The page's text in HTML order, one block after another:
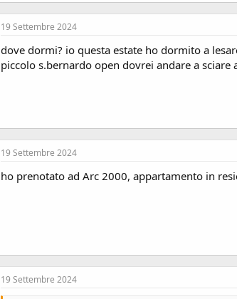
19 Settembre 2024
dove dormi? io questa estate ho dormito a
piccolo s.bernardo open dovrei andare a
19 Settembre 2024
ho prenotato ad Arc 2000, appartamento in
19 Settembre 2024